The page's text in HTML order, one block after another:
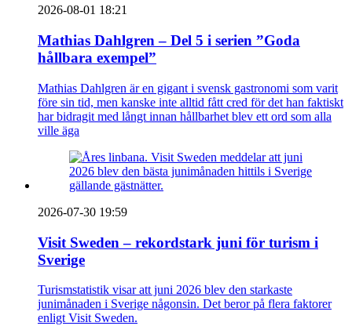
2026-08-01 18:21
Mathias Dahlgren – Del 5 i serien ”Goda
hållbara exempel”
Mathias Dahlgren är en gigant i svensk gastronomi som varit
före sin tid, men kanske inte alltid fått cred för det han faktiskt
har bidragit med långt innan hållbarhet blev ett ord som alla
ville äga
2026-07-30 19:59
Visit Sweden – rekordstark juni för turism i
Sverige
Turismstatistik visar att juni 2026 blev den starkaste
junimånaden i Sverige någonsin. Det beror på flera faktorer
enligt Visit Sweden.